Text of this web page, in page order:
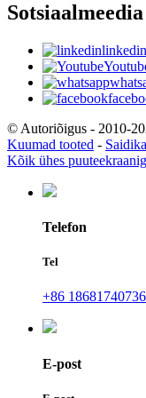
Sotsiaalmeedia
linkedin
© Autoriõigus - 2010-
Kuumad tooted -
Kõik ühes
Telefon
Tel
+86 18681740736
E-post